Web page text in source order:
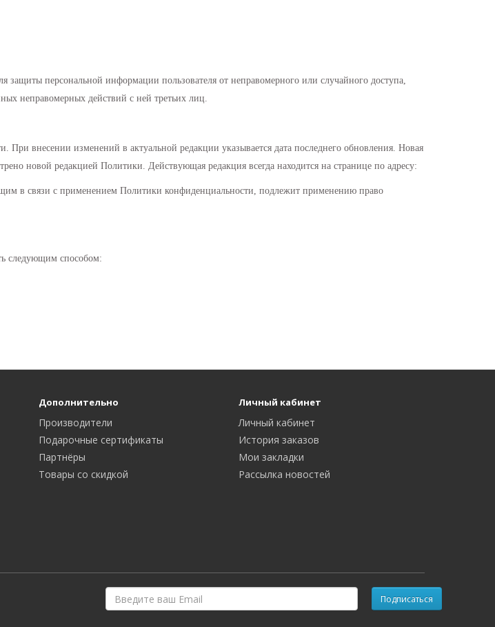
персональной информации пользователя от неправомерного или случайного доступа,
неправомерных действий с ней третьих лиц.
внесении изменений в актуальной редакции указывается дата последнего обновления. Новая
новой редакцией Политики. Действующая редакция всегда находится на странице по адресу:
в связи с применением Политики конфиденциальности, подлежит применению право
следующим способом:
Дополнительно
Производители
Подарочные сертификаты
Партнёры
Товары со скидкой
Личный кабинет
Личный кабинет
История заказов
Мои закладки
Рассылка новостей